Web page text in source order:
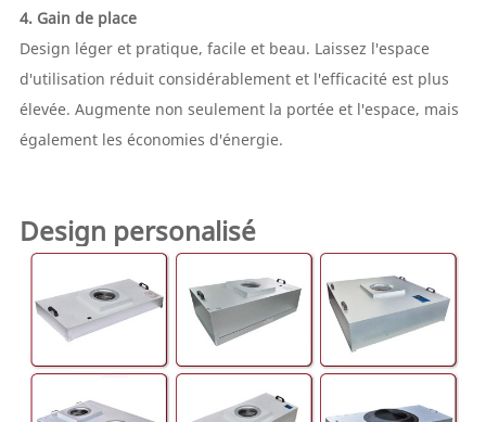
4. Gain de place
Design léger et pratique, facile et beau. Laissez l'espace
d'utilisation réduit considérablement et l'efficacité est plus
élevée. Augmente non seulement la portée et l'espace, mais
également les économies d'énergie.
Design personalisé